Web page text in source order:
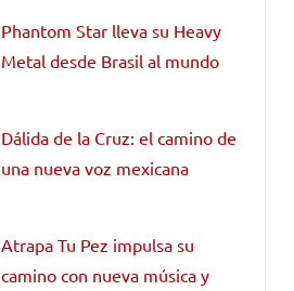
Phantom Star lleva su Heavy
Metal desde Brasil al mundo
Dálida de la Cruz: el camino de
una nueva voz mexicana
Atrapa Tu Pez impulsa su
camino con nueva música y